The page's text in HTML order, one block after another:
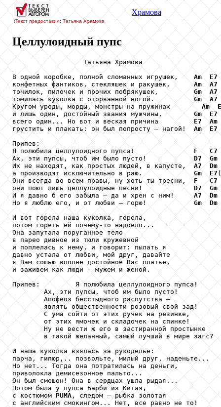
(Текст предоставил: Татьяна Храмова
Храмова
Целлулоидный пупс
                  Татьяна Храмова
В одной коробке, полной сломанных игрушек, Am
E7
конфетных фантиков, стекляшек и ракушек, Am
A7
точилок, пилочек и прочих побрякушек, Gm
A7
томилась куколка с оторванной ногой. Gm
A7
Кругом уроды, морды, монстры на пружинах Am
и лишь один, достойный звания мужчины, Gm
E7
всего один... Но вот и веская причина E7
Am
грустить и плакать: он был попросту – нагой! Am
E7
Припев:
Я полюбила целлулоидного пупса! F
C7
Ах, эти пупсы, чтоб им было пусто! D7
Gm
Их не находят, как простых людей, в капусте, A7
Dm
а производят исключительно в раю. Gm E7 (
Они всегда во всем правы, ну хоть ты тресни, F
   С
7
они поют лишь целлулоидные песни! D7
Gm
И я давно б его забыла – да и хрен с ним! A7
Dm
Но я люблю его, и от любви – горю! Gm
Dm
И вот горела наша куколка, горела,
потом гореть ей почему-то надоело...
Она запутала поруганное тело
в парео дивное из тюли кружевной
и поплелась к нему, и говорит: пылать я
давно устала от любви, мой друг, давайте
я Вам сошью вполне достойное Вас платье,
и заживем как люди - мужем и женой.
Припев:         Я полюбила целлулоидного пупса!
        Ах, эти пупсы, чтоб им было пусто!
        Апофеоз бесстыдного распутства –
        являть общественности розовый свой зад!
        С ума сойти от этих ручек на резинке,
        от этих ямочек и складочек на спинке!
        Ну не вести ж его в застиранной простынке
        в такой желанный, самый лучший в мире загс?
И наша куколка взялась за рукоделье:
парча, гипюр,.. позвольте, милый друг, наденьте...
Но нет... Тогда она потратилась на деньги,
приволокла демисезонное пальто...
Он был смешон! Она в сердцах ушла рыдая...
Потом была у пупса Барби из Китая,
с костюмом PUMA , следом – рыбка золотая
с английским смокингом... Нет, все равно не то!